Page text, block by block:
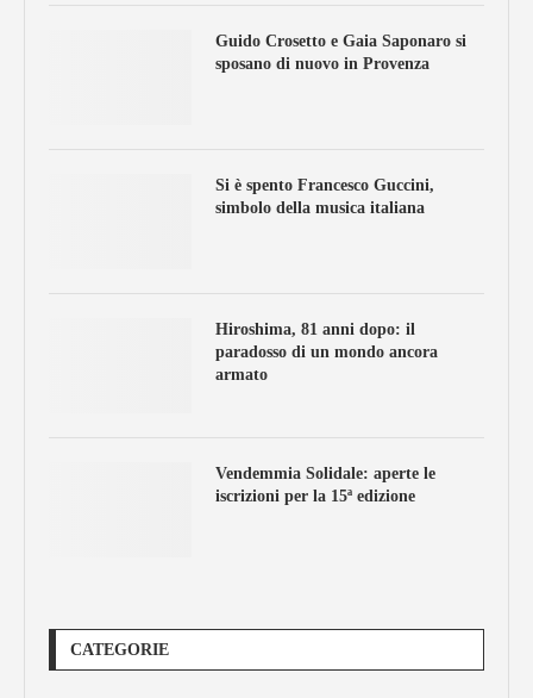
Guido Crosetto e Gaia Saponaro si
sposano di nuovo in Provenza
Si è spento Francesco Guccini,
simbolo della musica italiana
Hiroshima, 81 anni dopo: il
paradosso di un mondo ancora
armato
Vendemmia Solidale: aperte le
iscrizioni per la 15ª edizione
CATEGORIE